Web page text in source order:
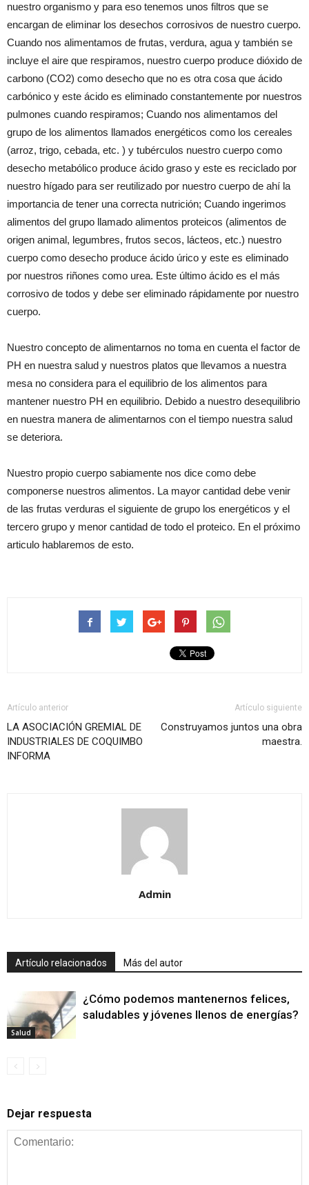
nuestro organismo y para eso tenemos unos filtros que se
encargan de eliminar los desechos corrosivos de nuestro cuerpo.
Cuando nos alimentamos de frutas, verdura, agua y también se
incluye el aire que respiramos, nuestro cuerpo produce dióxido de
carbono (CO2) como desecho que no es otra cosa que ácido
carbónico y este ácido es eliminado constantemente por nuestros
pulmones cuando respiramos; Cuando nos alimentamos del
grupo de los alimentos llamados energéticos como los cereales
(arroz, trigo, cebada, etc. ) y tubérculos nuestro cuerpo como
desecho metabólico produce ácido graso y este es reciclado por
nuestro hígado para ser reutilizado por nuestro cuerpo de ahí la
importancia de tener una correcta nutrición; Cuando ingerimos
alimentos del grupo llamado alimentos proteicos (alimentos de
origen animal, legumbres, frutos secos, lácteos, etc.) nuestro
cuerpo como desecho produce ácido úrico y este es eliminado
por nuestros riñones como urea. Este último ácido es el más
corrosivo de todos y debe ser eliminado rápidamente por nuestro
cuerpo.
Nuestro concepto de alimentarnos no toma en cuenta el factor de
PH en nuestra salud y nuestros platos que llevamos a nuestra
mesa no considera para el equilibrio de los alimentos para
mantener nuestro PH en equilibrio. Debido a nuestro desequilibrio
en nuestra manera de alimentarnos con el tiempo nuestra salud
se deteriora.
Nuestro propio cuerpo sabiamente nos dice como debe
componerse nuestros alimentos. La mayor cantidad debe venir
de las frutas verduras el siguiente de grupo los energéticos y el
tercero grupo y menor cantidad de todo el proteico. En el próximo
articulo hablaremos de esto.
Artículo anterior
LA ASOCIACIÓN GREMIAL DE
INDUSTRIALES DE COQUIMBO
INFORMA
Artículo siguiente
Construyamos juntos una obra
maestra.
Admin
Artículo relacionados Más del autor
Salud
¿Cómo podemos mantenernos felices,
saludables y jóvenes llenos de energías?
Dejar respuesta